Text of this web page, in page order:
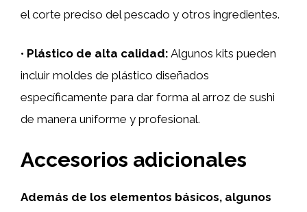
el corte preciso del pescado y otros ingredientes.
• Plástico de alta calidad: Algunos kits pueden
incluir moldes de plástico diseñados
específicamente para dar forma al arroz de sushi
de manera uniforme y profesional.
Accesorios adicionales
Además de los elementos básicos, algunos